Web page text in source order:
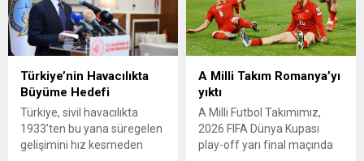
Türkiye’nin Havacılıkta
Büyüme Hedefi
Türkiye, sivil havacılıkta
1933’ten bu yana süregelen
gelişimini hız kesmeden
A Milli Takım Romanya’yı
yıktı
A Milli Futbol Takımımız,
2026 FIFA Dünya Kupası
play-off yarı final maçında